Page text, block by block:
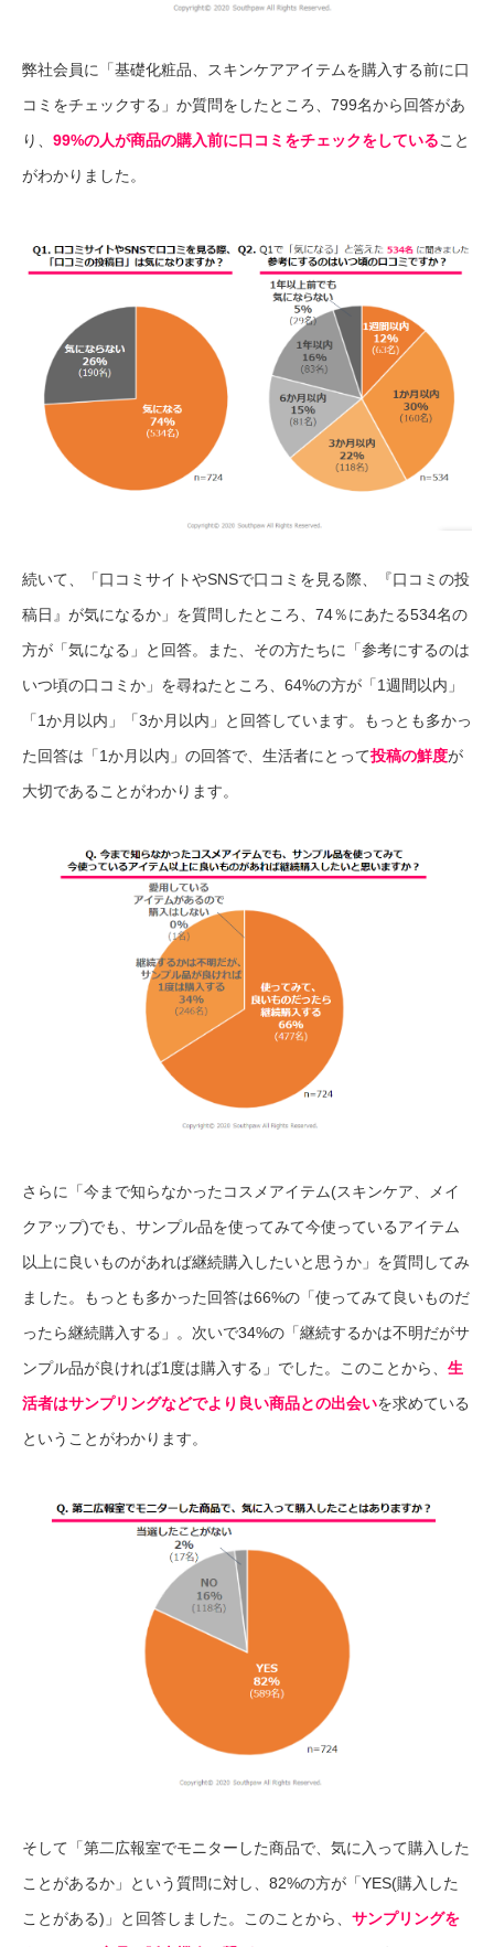
弊社会員に「基礎化粧品、スキンケアアイテムを購入する前に口
コミをチェックする」か質問をしたところ、799名から回答があ
り、 99%の人が商品の購入前に口コミをチェックをしていること
がわかりました。
続いて、「口コミサイトやSNSで口コミを見る際、『口コミの投
稿日』が気になるか」を質問したところ、74％にあたる534名の
方が「気になる」と回答。また、その方たちに「参考にするのは
いつ頃の口コミか」を尋ねたところ、64%の方が「1週間以内」
「1か月以内」「3か月以内」と回答しています。もっとも多かっ
た回答は「1か月以内」の回答で、生活者にとって投稿の鮮度が
大切であることがわかります。
さらに「今まで知らなかったコスメアイテム(スキンケア、メイ
クアップ)でも、サンプル品を使ってみて今使っているアイテム
以上に良いものがあれば継続購入したいと思うか」を質問してみ
ました。もっとも多かった回答は66%の「使ってみて良いものだ
ったら継続購入する」。次いで34%の「継続するかは不明だがサ
ンプル品が良ければ1度は購入する」でした。このことから、 生
活者はサンプリングなどでより良い商品との出会いを求めている
ということがわかります。
そして「第二広報室でモニターした商品で、気に入って購入した
ことがあるか」という質問に対し、82%の方が「YES(購入した
ことがある)」と回答しました。このことから、 サンプリングを